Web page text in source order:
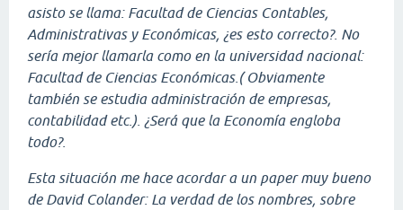
asisto se llama: Facultad de Ciencias Contables,
Administrativas y Económicas, ¿es esto correcto?. No
sería mejor llamarla como en la universidad nacional:
Facultad de Ciencias Económicas.( Obviamente
también se estudia administración de empresas,
contabilidad etc.). ¿Será que la Economía engloba
todo?.
Esta situación me hace acordar a un paper muy bueno
de David Colander: La verdad de los nombres, sobre